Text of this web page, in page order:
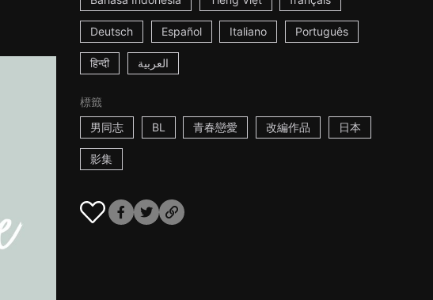
Deutsch Español Italiano Português
हिन्दी العربية
標籤
男同志
BL 青春戀愛 改編作品 日本
影集